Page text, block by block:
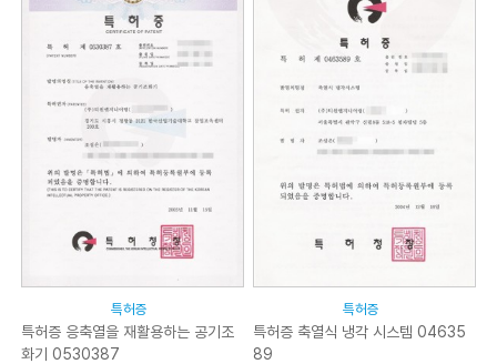
특허증
특허증 응축열을 재활용하는 공기조
화기 0530387
특허증
특허증 축열식 냉각 시스템 04635
89